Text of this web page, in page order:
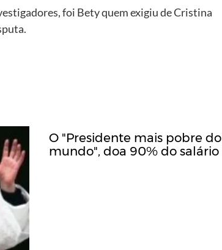
foi Bety quem exigiu de Cristina
O "Presidente mais pobre do
mundo", doa 90% do salário